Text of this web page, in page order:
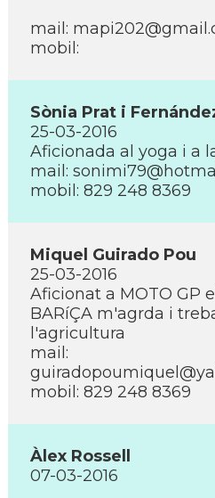
mail:
mobil:
Sònia Prat i
25-03-2016
Aficionada al yoga i a
mail:
mobil: 829 248 8369
Miquel Guirado Pou
25-03-2016
Aficionat a MOTO GP el
BARíÇA m'agrda i
l'agricultura
mail:
mobil: 829 248 8369
Àlex Rossell
07-03-2016